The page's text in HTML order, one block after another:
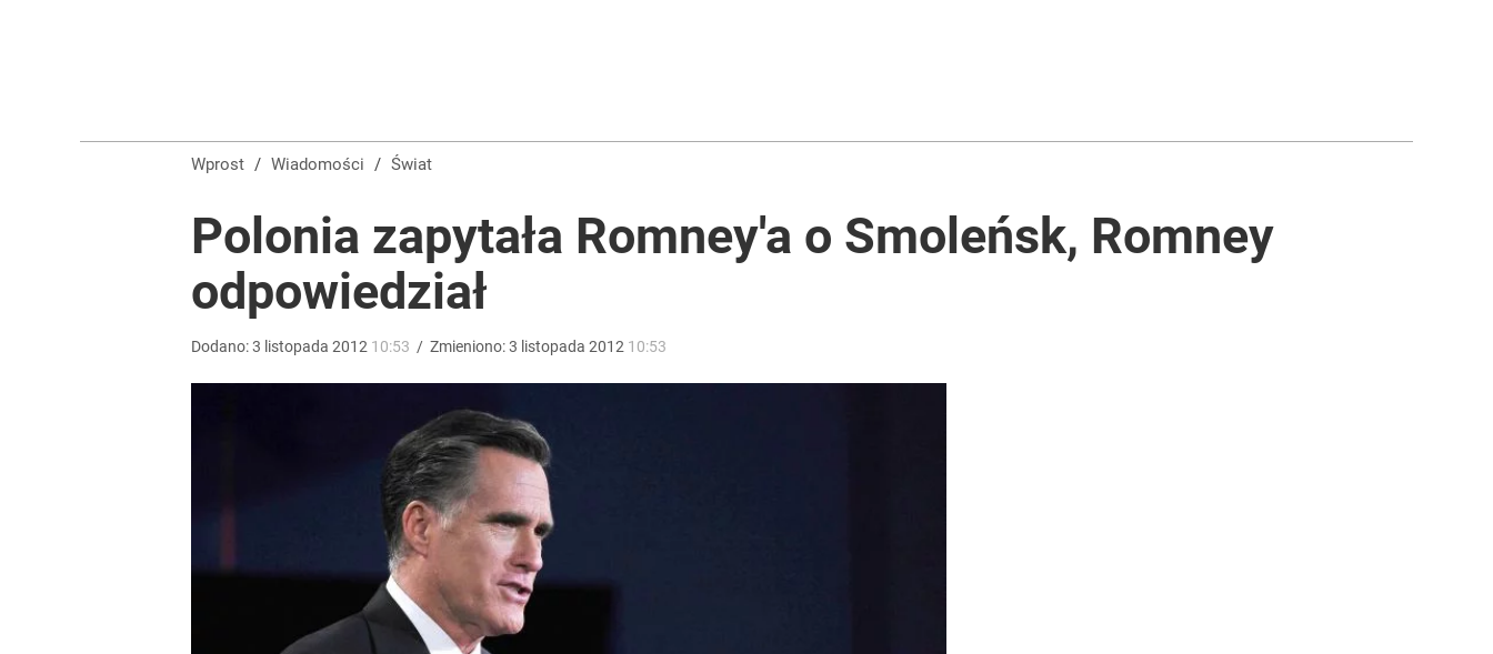
Tego sondażu premier nie może zlekceważyć. Polacy o przywróceniu CPN
„Regularnie posługuje się językiem nienawiści”. Ostra reakcja Moskwy na słowa Nawrockiego
Wprost / Wiadomości / Świat
Polonia zapytała Romney'a o Smoleńsk, Romney
odpowiedział
Dodano:3 listopada 2012 10:53 / Zmieniono:3 listopada 2012 10:53